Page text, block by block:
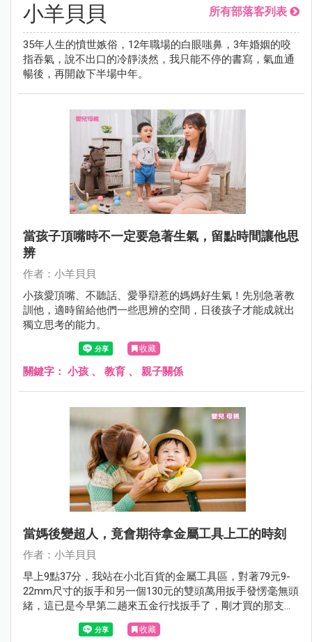
小羊貝貝 所有部落客列表
35年人生的憤世嫉俗，12年職場的白眼嗤鼻，3年婚姻的咬
指吞氣，說不出口的冷靜淡然，我只能不停的書寫，氣血通
暢後，再開啟下半場中年。
當孩子頂嘴時不一定要急著生氣，留點時間讓他思
辨
作者：小羊貝貝
小孩愛頂嘴、不聽話、愛爭辯惹的媽媽好生氣！先別急著教
訓他，適時留給他們一些思辨的空間，日後孩子才能成就出
獨立思考的能力。
收藏
關鍵字： 小孩 、 教育 、 親子關係
當媽後變超人，竟會期待拿金屬工具上工的時刻
作者：小羊貝貝
早上9點37分，我站在小北百貨的金屬工具區，對著79元9-
22mm尺寸的扳手和另一個130元的雙頭萬用扳手發愣毫無頭
緒，這已是今早第二趟來五金行找扳手了，剛才買的那支太
小，還沒轉動縲絲帽自己就先滑牙了，正拿起手機搜尋「扳
手比較」時，忽然想起家中那些四處亂放的小零件，對
收藏